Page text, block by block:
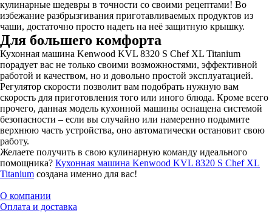
кулинарные шедевры в точности со своими рецептами! Во
избежание разбрызгивания приготавливаемых продуктов из
чаши, достаточно просто надеть на неё защитную крышку.
Для большего комфорта
Кухонная машина Kenwood KVL 8320 S Chef XL Titanium
порадует вас не только своими возможностями, эффективной
работой и качеством, но и довольно простой эксплуатацией.
Регулятор скорости позволит вам подобрать нужную вам
скорость для приготовления того или иного блюда. Кроме всего
прочего, данная модель кухонной машины оснащена системой
безопасности – если вы случайно или намеренно подымите
верхнюю часть устройства, оно автоматически остановит свою
работу.
Желаете получить в свою кулинарную команду идеального
помощника? Кухонная машина Kenwood KVL 8320 S Chef XL
Titanium создана именно для вас!
О компании
Оплата и доставка